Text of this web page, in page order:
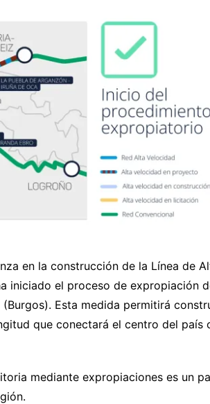
en la construcción de la Línea de
iniciado el proceso de expropiación
Esta medida permitirá
que conectará el centro del país
mediante expropiaciones es un